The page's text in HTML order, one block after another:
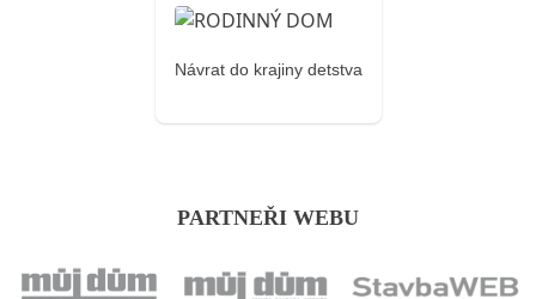
Návrat do krajiny detstva
PARTNEŘI WEBU